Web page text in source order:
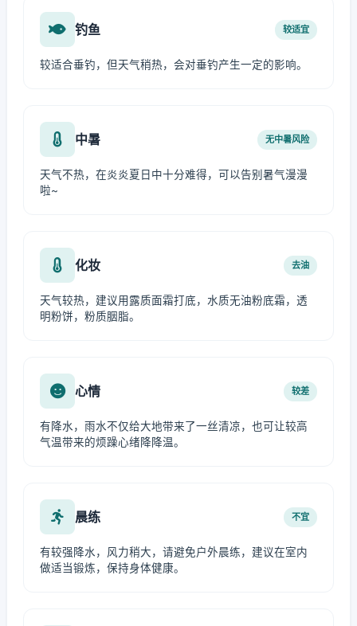
钓鱼 较适宜
较适合垂钓，但天气稍热，会对垂钓产生一定的影响。
中暑 无中暑风险
天气不热，在炎炎夏日中十分难得，可以告别暑气漫漫
啦~
化妆 去油
天气较热，建议用露质面霜打底，水质无油粉底霜，透
明粉饼，粉质胭脂。
心情 较差
有降水，雨水不仅给大地带来了一丝清凉，也可让较高
气温带来的烦躁心绪降降温。
晨练 不宜
有较强降水，风力稍大，请避免户外晨练，建议在室内
做适当锻炼，保持身体健康。